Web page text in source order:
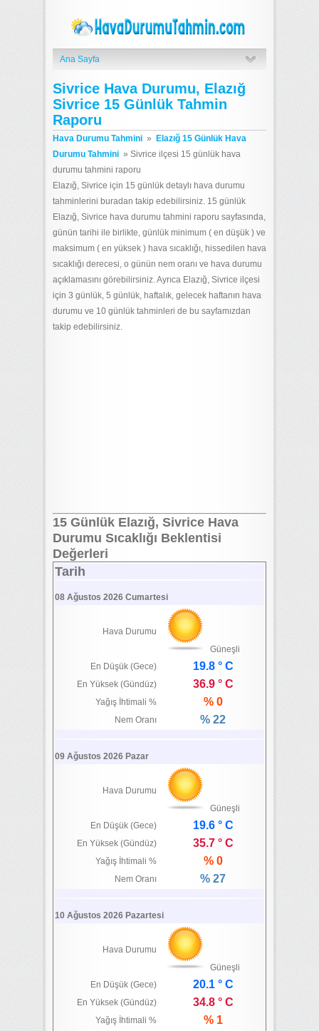
Ana Sayfa
Sivrice Hava Durumu, Elazığ
Sivrice 15 Günlük Tahmin
Raporu
Hava Durumu Tahmini »
Elazığ 15 Günlük Hava
Durumu Tahmini » Sivrice ilçesi 15 günlük hava
durumu tahmini raporu
Elazığ, Sivrice için 15 günlük detaylı hava durumu
tahminlerini buradan takip edebilirsiniz. 15 günlük
Elazığ, Sivrice hava durumu tahmini raporu sayfasında,
günün tarihi ile birlikte, günlük minimum ( en düşük ) ve
maksimum ( en yüksek ) hava sıcaklığı, hissedilen hava
sıcaklığı derecesi, o günün nem oranı ve hava durumu
açıklamasını görebilirsiniz. Ayrıca Elazığ, Sivrice ilçesi
için 3 günlük, 5 günlük, haftalık, gelecek haftanın hava
durumu ve 10 günlük tahminleri de bu sayfamızdan
takip edebilirsiniz.
15 Günlük Elazığ, Sivrice Hava
Durumu Sıcaklığı Beklentisi
Değerleri
Tarih
08 Ağustos 2026 Cumartesi
Hava Durumu
Güneşli
En Düşük (Gece)
19.8 ° C
En Yüksek (Gündüz) 36.9 ° C
Yağış İhtimali % % 0
Nem Oranı % 22
09 Ağustos 2026 Pazar
Hava Durumu
Güneşli
En Düşük (Gece)
19.6 ° C
En Yüksek (Gündüz) 35.7 ° C
Yağış İhtimali % % 0
Nem Oranı % 27
10 Ağustos 2026 Pazartesi
Hava Durumu
Güneşli
En Düşük (Gece)
20.1 ° C
En Yüksek (Gündüz) 34.8 ° C
Yağış İhtimali % % 1